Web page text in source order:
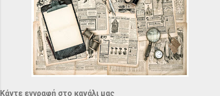
Κάντε εγγραφή στο κανάλι μας